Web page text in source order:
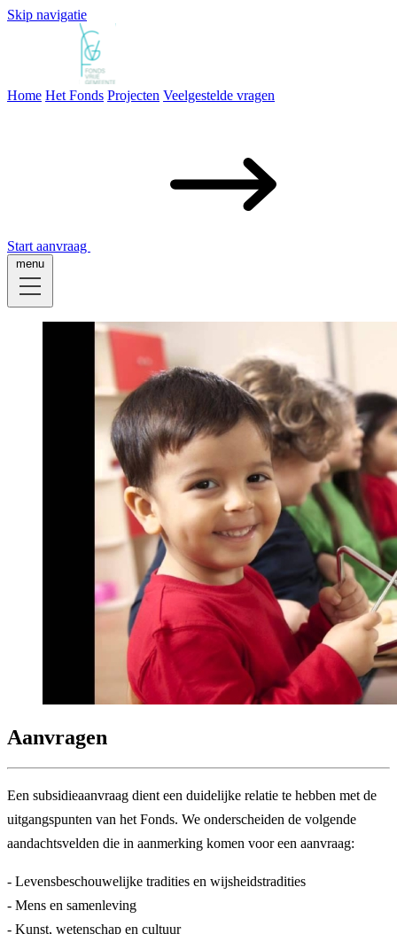
Skip navigatie
Home Het Fonds Projecten Veelgestelde vragen
Start aanvraag
menu
Aanvragen
Een subsidieaanvraag dient een duidelijke relatie te hebben met de
uitgangspunten van het Fonds. We onderscheiden de volgende
aandachtsvelden die in aanmerking komen voor een aanvraag:
- Levensbeschouwelijke tradities en wijsheidstradities
- Mens en samenleving
- Kunst, wetenschap en cultuur